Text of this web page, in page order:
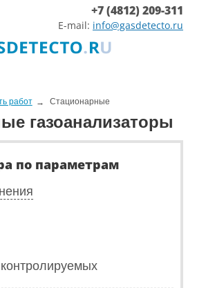
+7 (4812) 209-311
E-mail: info@gasdetecto.ru
работ Стационарные
газоанализаторы
по параметрам